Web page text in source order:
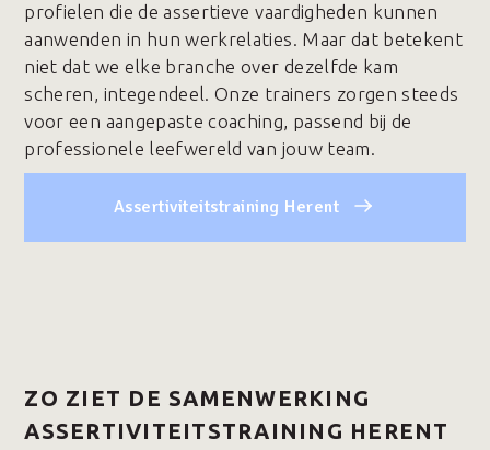
profielen die de assertieve vaardigheden kunnen
aanwenden in hun werkrelaties. Maar dat betekent
niet dat we elke branche over dezelfde kam
scheren, integendeel. Onze trainers zorgen steeds
voor een aangepaste coaching, passend bij de
professionele leefwereld van jouw team.
Assertiviteitstraining Herent
ZO ZIET DE SAMENWERKING
ASSERTIVITEITSTRAINING HERENT